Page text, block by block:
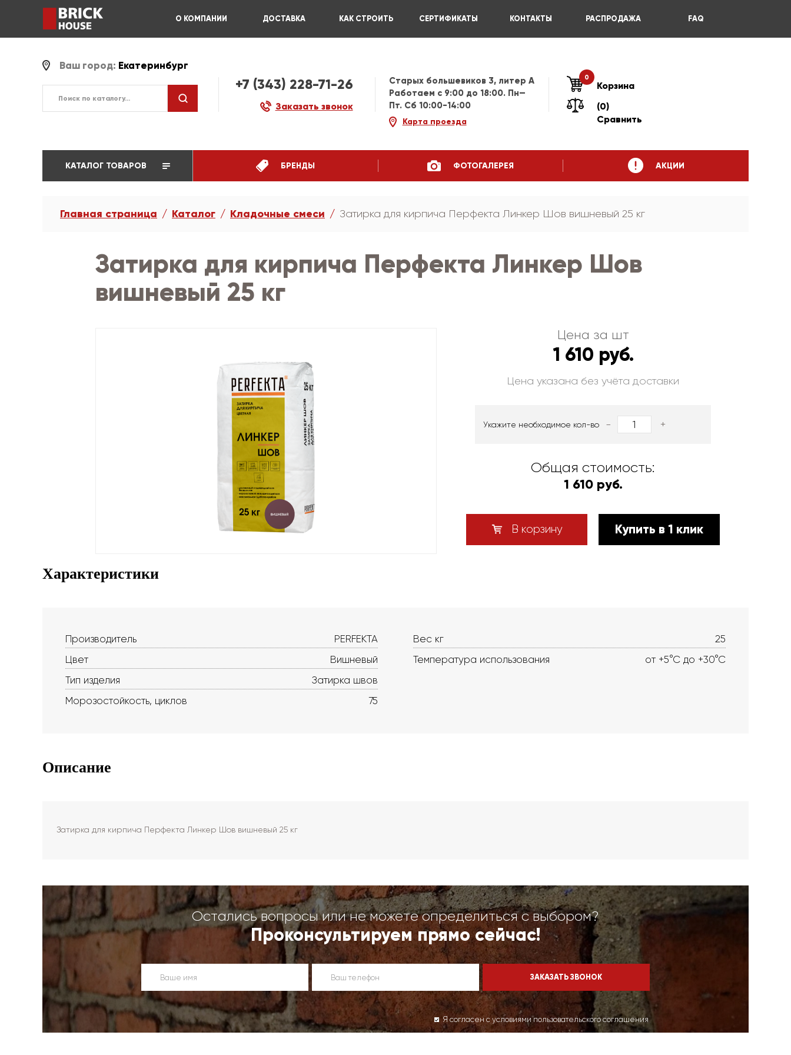
О КОМПАНИИ ДОСТАВКА КАК СТРОИТЬ СЕРТИФИКАТЫ КОНТАКТЫ РАСПРОДАЖА FAQ
Ваш город: Екатеринбург
+7 (343) 228-71-26
Заказать звонок
Старых большевиков 3, литер А
Работаем c 9:00 до 18:00. Пн—
Пт. Сб 10:00-14:00
Карта проезда
0
Корзина
(0)
Сравнить
КАТАЛОГ ТОВАРОВ БРЕНДЫ ФОТОГАЛЕРЕЯ АКЦИИ
Главная страница Каталог Кладочные смеси Затирка для кирпича Перфекта Линкер Шов вишневый 25 кг
Затирка для кирпича Перфекта Линкер Шов
вишневый 25 кг
Цена за шт
1 610 руб.
Цена указана без учёта доставки
Укажите необходимое кол-во - +
Общая стоимость:
1 610 руб.
В корзину Купить в 1 клик
Характеристики
Производитель
PERFEKTA
Цвет
Вишневый
Тип изделия
Затирка швов
Морозостойкость, циклов
75
Вес кг
25
Температура использования
от +5°С до +30°С
Описание
Затирка для кирпича Перфекта Линкер Шов вишневый 25 кг
Остались вопросы или не можете определиться с выбором?
Проконсультируем прямо сейчас!
Я согласен с условиями пользовательского соглашения